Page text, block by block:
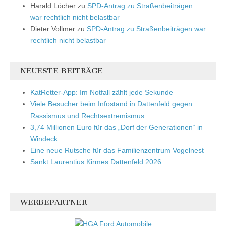
Harald Löcher zu SPD-Antrag zu Straßenbeiträgen
war rechtlich nicht belastbar
Dieter Vollmer zu SPD-Antrag zu Straßenbeiträgen war
rechtlich nicht belastbar
NEUESTE BEITRÄGE
KatRetter-App: Im Notfall zählt jede Sekunde
Viele Besucher beim Infostand in Dattenfeld gegen
Rassismus und Rechtsextremismus
3,74 Millionen Euro für das „Dorf der Generationen“ in
Windeck
Eine neue Rutsche für das Familienzentrum Vogelnest
Sankt Laurentius Kirmes Dattenfeld 2026
WERBEPARTNER